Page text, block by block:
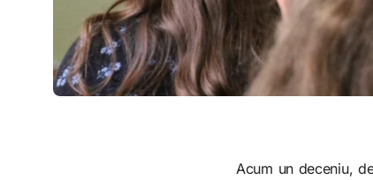
Acum un deceniu,